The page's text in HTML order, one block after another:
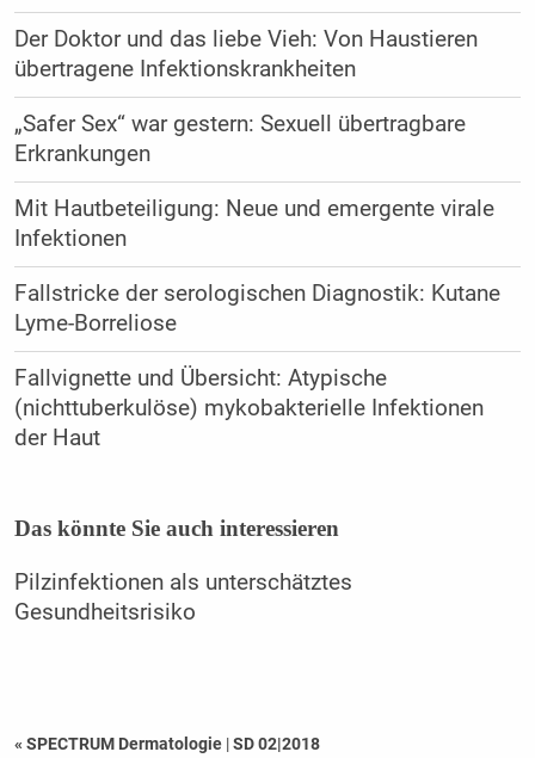
Der Doktor und das liebe Vieh: Von Haustieren
übertragene Infektionskrankheiten
„Safer Sex“ war gestern: Sexuell übertragbare
Erkrankungen
Mit Hautbeteiligung: Neue und emergente virale
Infektionen
Fallstricke der serologischen Diagnostik: Kutane
Lyme-Borreliose
Fallvignette und Übersicht: Atypische
(nichttuberkulöse) mykobakterielle Infektionen
der Haut
Das könnte Sie auch interessieren
Pilzinfektionen als unterschätztes
Gesundheitsrisiko
« SPECTRUM Dermatologie |SD 02|2018